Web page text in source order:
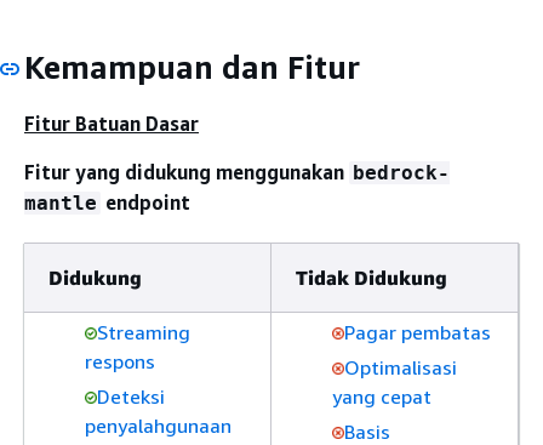
Kemampuan dan Fitur
Fitur Batuan Dasar
Fitur yang didukung menggunakan bedrock-
mantle endpoint
Didukung Tidak Didukung
Streaming
respons
Deteksi
penyalahgunaan
Pagar pembatas
Optimalisasi
yang cepat
Basis